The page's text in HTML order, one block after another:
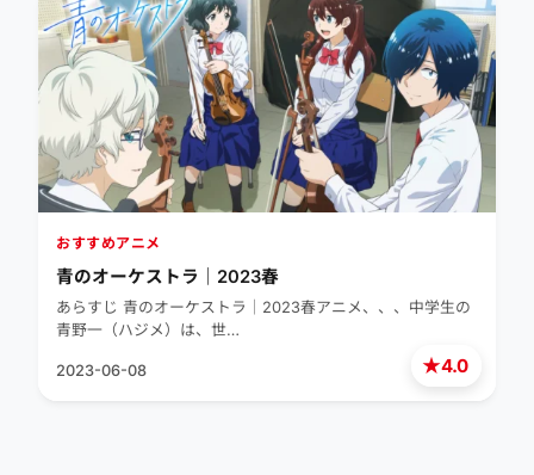
★4.0
おすすめアニメ
青のオーケストラ｜2023春
あらすじ 青のオーケストラ｜2023春アニメ、、、中学生の
青野一（ハジメ）は、世…
2023-06-08